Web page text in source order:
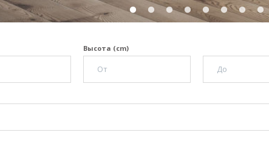
Высота (cm)